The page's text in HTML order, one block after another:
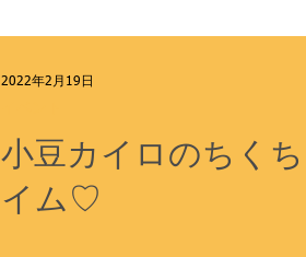
その他
小豆カイロのちくち
イム♡
2022年2月19日